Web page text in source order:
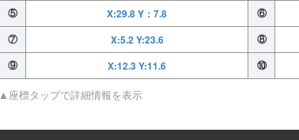
⑤ X:29.8 Y：7.8 ⑥
⑦ X:5.2 Y:23.6 ⑧
⑨ X:12.3 Y:11.6 ⑩
▲座標タップで詳細情報を表示